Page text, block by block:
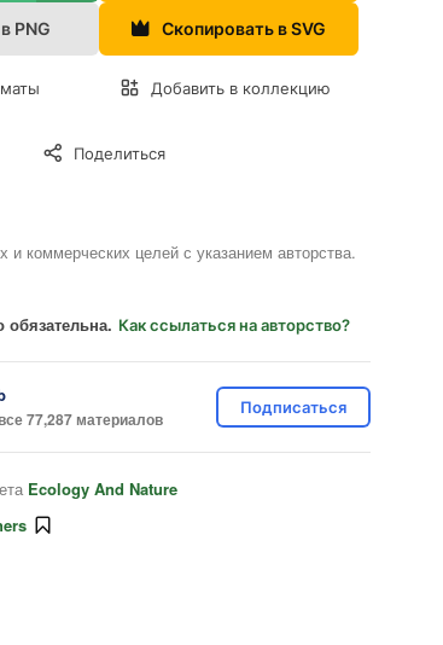
PNG Скопировать в SVG
Добавить в коллекцию
Поделиться
и коммерческих целей с указанием авторства.
обязательна. Как ссылаться на авторство?
77,287 материалов
Подписаться
Ecology And Nature